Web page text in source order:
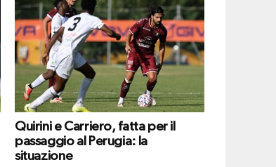
Quirini e Carriero, fatta per il
passaggio al Perugia: la
situazione